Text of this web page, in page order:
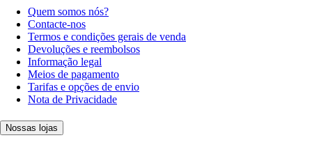
Quem somos nós?
Contacte-nos
Termos e condições gerais de venda
Devoluções e reembolsos
Informação legal
Meios de pagamento
Tarifas e opções de envio
Nota de Privacidade
Nossas lojas